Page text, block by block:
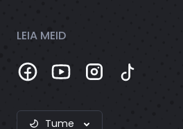
LEIA MEID
Tume